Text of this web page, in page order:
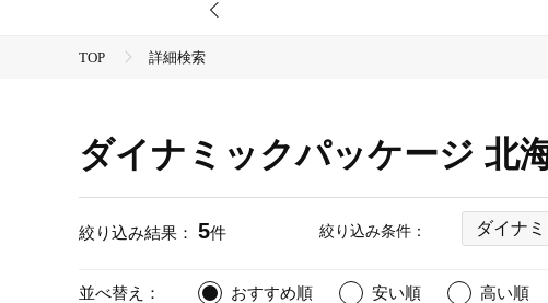
TOP 詳細検索
ダイナミックパッケージ 北
絞り込み結果： 5件 絞り込み条件： ダイナ
並べ替え： おすすめ順 安い順 高い順